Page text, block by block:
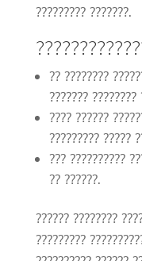
????????? ???????.
?? ????????
??????? ????????
???? ??????
????????? ?????
??? ??????????
?? ??????.
?????? ????????
?????????